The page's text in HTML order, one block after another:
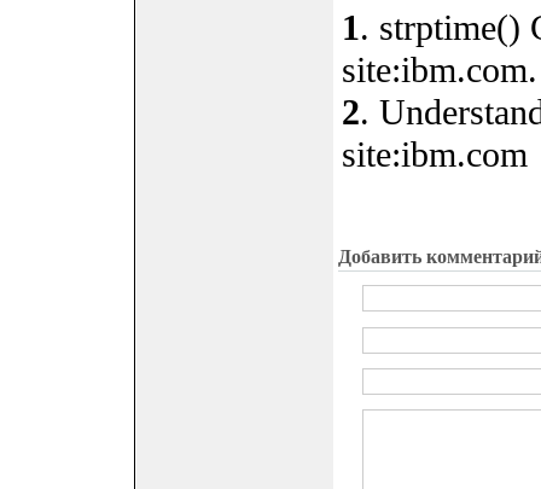
1. strptime()
site:ibm.com.
2.
site:ibm.com
Добавить